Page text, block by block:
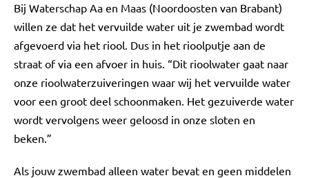
Bij Waterschap Aa en Maas (Noordoosten van Brabant)
willen ze dat het vervuilde water uit je zwembad wordt
afgevoerd via het riool. Dus in het rioolputje aan de
straat of via een afvoer in huis. “Dit rioolwater gaat naar
onze rioolwaterzuiveringen waar wij het vervuilde water
voor een groot deel schoonmaken. Het gezuiverde water
wordt vervolgens weer geloosd in onze sloten en
beken.”
Als jouw zwembad alleen water bevat en geen middelen